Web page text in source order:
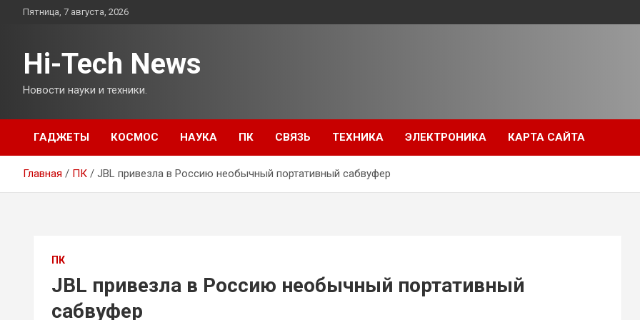
ПерейтиПятница, 7 августа, 2026
Hi-Tech News
Новости науки и техники.
ГАДЖЕТЫ КОСМОС НАУКА ПК СВЯЗЬ ТЕХНИКА ЭЛЕКТРОНИКА КАРТА САЙТА
Главная ПК JBL привезла в Россию необычный портативный сабвуфер
ПК
JBL привезла в Россию необычный портативный
сабвуфер